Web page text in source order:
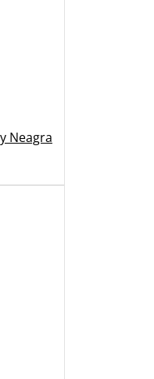
Neagra